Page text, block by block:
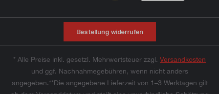
Bestellung widerrufen
* Alle Preise inkl. gesetzl. Mehrwertsteuer zzgl. Versandkosten
und ggf. Nachnahmegebühren, wenn nicht anders
angegeben.**Die angegebene Lieferzeit von 1–3 Werktagen gilt